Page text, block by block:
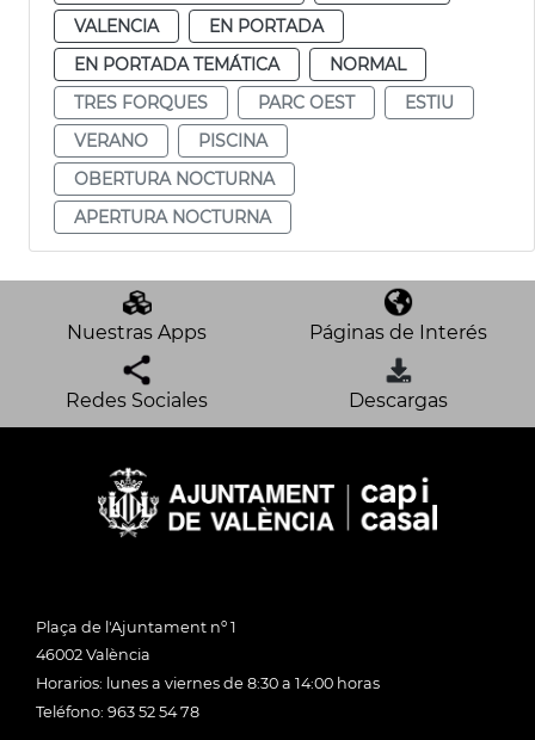
VALENCIA
EN PORTADA
EN PORTADA TEMÁTICA
NORMAL
TRES FORQUES
PARC OEST
ESTIU
VERANO
PISCINA
OBERTURA NOCTURNA
APERTURA NOCTURNA
Nuestras Apps Páginas de Interés
Redes Sociales Descargas
Plaça de l'Ajuntament nº 1
46002 València
Horarios: lunes a viernes de 8:30 a 14:00 horas
Teléfono: 963 52 54 78